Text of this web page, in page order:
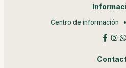
Centro de información